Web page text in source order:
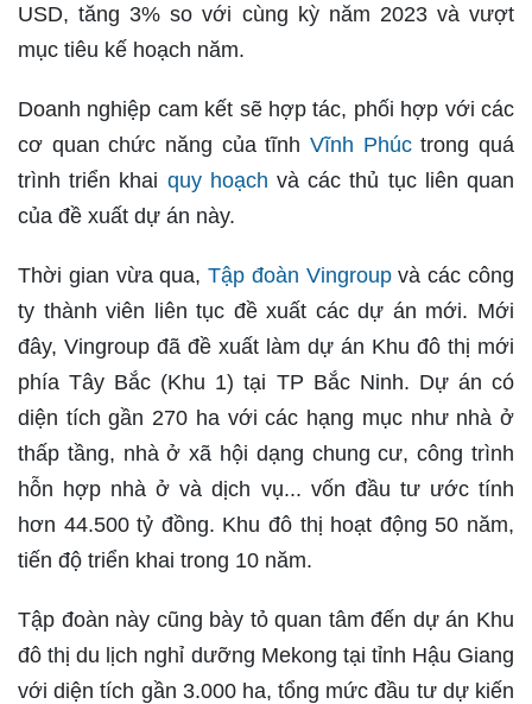
USD, tăng 3% so với cùng kỳ năm 2023 và vượt
mục tiêu kế hoạch năm.
Doanh nghiệp cam kết sẽ hợp tác, phối hợp với các
cơ quan chức năng của tĩnh Vĩnh Phúctrong quá
trình triển khai quy hoạch và các thủ tục liên quan
của đề xuất dự án này.
Thời gian vừa qua,Tập đoàn Vingroupvà các công
ty thành viên liên tục đề xuất các dự án mới. Mới
đây, Vingroup đã đề xuất làm dự án Khu đô thị mới
phía Tây Bắc (Khu 1) tại TP Bắc Ninh. Dự án có
diện tích gần 270 ha với các hạng mục như nhà ở
thấp tầng, nhà ở xã hội dạng chung cư, công trình
hỗn hợp nhà ở và dịch vụ... vốn đầu tư ước tính
hơn 44.500 tỷ đồng. Khu đô thị hoạt động 50 năm,
tiến độ triển khai trong 10 năm.
Tập đoàn này cũng bày tỏ quan tâm đến dự án Khu
đô thị du lịch nghỉ dưỡng Mekong tại tỉnh Hậu Giang
với diện tích gần 3.000 ha, tổng mức đầu tư dự kiến